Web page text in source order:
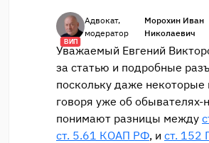
ВИП
Адвокат,
модератор
Морохин Иван
Николаевич
Уважаемый Евгений
за статью и подробные
поскольку даже некоторые
говоря уже об обывателях-
понимают разницы между
ст. 5.61 КОАП РФ, и ст. 152